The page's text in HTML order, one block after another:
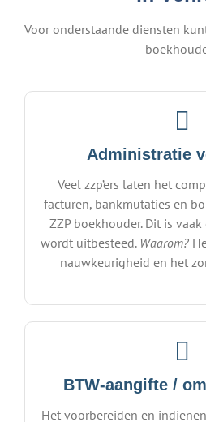
Voor onderstaande diensten
Administratie
Veel zzp’ers laten het
facturen, bankmutaties en
ZZP boekhouder. Dit is
wordt uitbesteed. Waarom?
nauwkeurigheid en het
BTW-aangifte /
Het voorbereiden en